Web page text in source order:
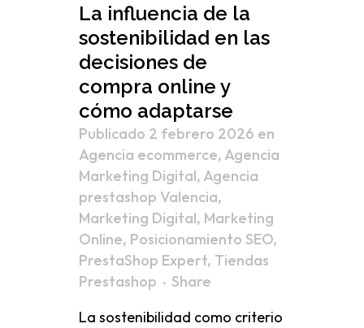
La influencia de la
sostenibilidad en las
decisiones de
compra online y
cómo adaptarse
Publicado 2 febrero 2026 en
Agencia ecommerce, Agencia
Marketing Digital, Agencia
prestashop Valencia,
Marketing Digital, Marketing
Online, Posicionamiento SEO,
PrestaShop Expert, Tiendas
Prestashop
Share
La sostenibilidad como criterio